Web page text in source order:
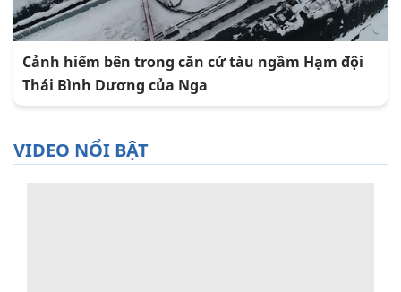
Cảnh hiếm bên trong căn cứ tàu ngầm Hạm đội
Thái Bình Dương của Nga
VIDEO NỔI BẬT